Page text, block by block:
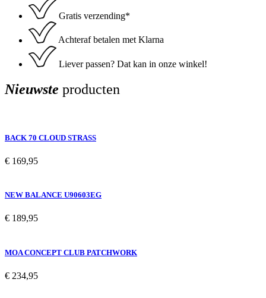
Gratis verzending*
Achteraf betalen met Klarna
Liever passen? Dat kan in onze winkel!
Nieuwste producten
BACK 70 CLOUD STRASS
€ 169,95
NEW BALANCE U90603EG
€ 189,95
MOA CONCEPT CLUB PATCHWORK
€ 234,95